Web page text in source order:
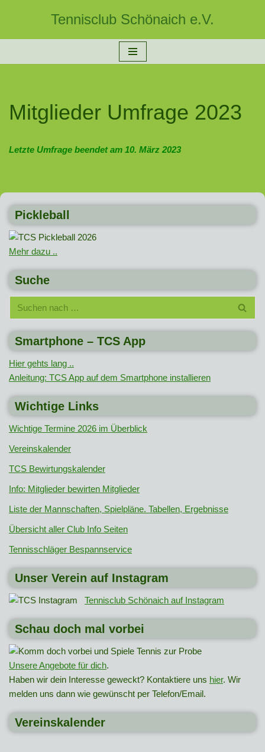
Tennisclub Schönaich e.V.
Mitglieder Umfrage 2023
Letzte Umfrage beendet am 10. März 2023
Pickleball
Mehr dazu ..
Suche
Smartphone – TCS App
Hier gehts lang ..
Anleitung: TCS App auf dem Smartphone installieren
Wichtige Links
Wichtige Termine 2026 im Überblick
Vereinskalender
TCS Bewirtungskalender
Info: Mitglieder bewirten Mitglieder
Liste der Mannschaften, Spielpläne. Tabellen, Ergebnisse
Übersicht aller Club Info Seiten
Tennisschläger Bespannservice
Unser Verein auf Instagram
Tennisclub Schönaich auf Instagram
Schau doch mal vorbei
Unsere Angebote für dich.
Haben wir dein Interesse geweckt? Kontaktiere uns hier. Wir
melden uns dann wie gewünscht per Telefon/Email.
Vereinskalender